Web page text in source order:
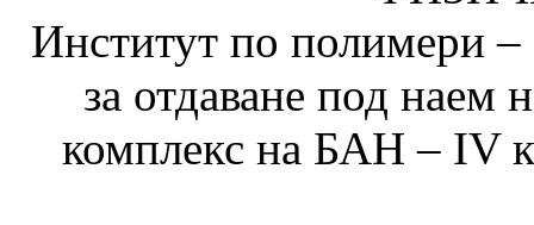
Институт по полимери
за отдаване под
комплекс на БАН – IV